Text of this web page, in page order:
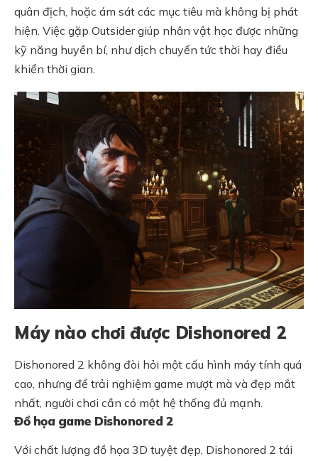
quân địch, hoặc ám sát các mục tiêu mà không bị phát
hiện. Việc gặp Outsider giúp nhân vật học được những
kỹ năng huyền bí, như dịch chuyển tức thời hay điều
khiển thời gian.
Máy nào chơi được Dishonored 2
Dishonored 2 không đòi hỏi một cấu hình máy tính quá
cao, nhưng để trải nghiệm game mượt mà và đẹp mắt
nhất, người chơi cần có một hệ thống đủ mạnh.
Đồ họa game Dishonored 2
Với chất lượng đồ họa 3D tuyệt đẹp, Dishonored 2 tái